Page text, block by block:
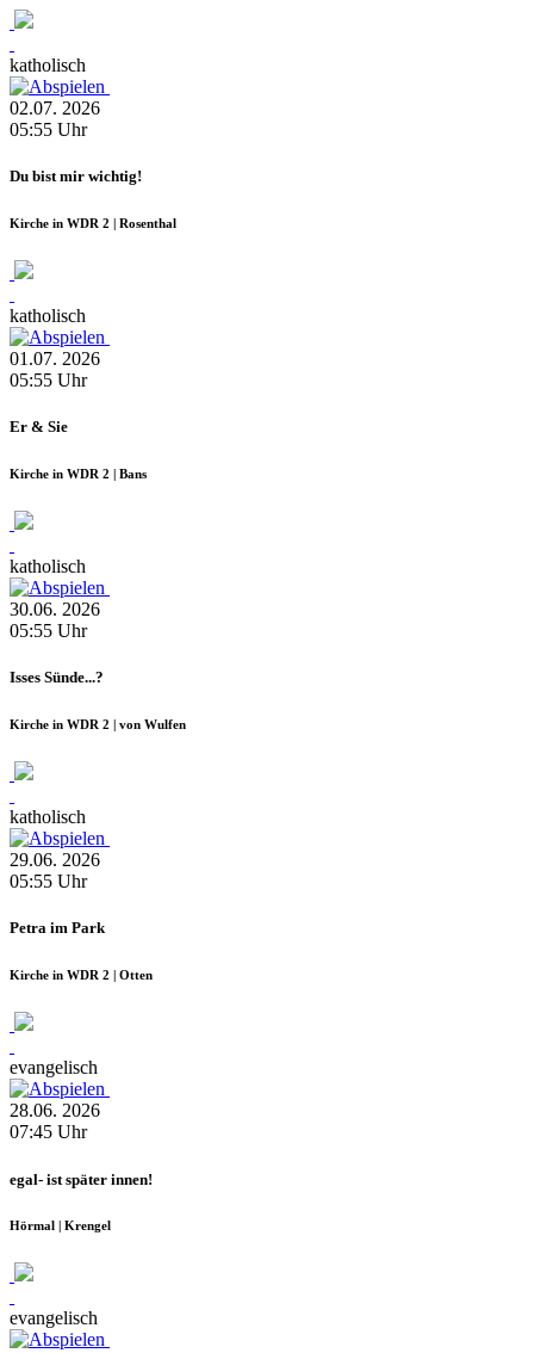
katholisch
02.07. 2026
05:55 Uhr
Du bist mir wichtig!
Kirche in WDR 2 | Rosenthal
katholisch
01.07. 2026
05:55 Uhr
Er & Sie
Kirche in WDR 2 | Bans
katholisch
30.06. 2026
05:55 Uhr
Isses Sünde...?
Kirche in WDR 2 | von Wulfen
katholisch
29.06. 2026
05:55 Uhr
Petra im Park
Kirche in WDR 2 | Otten
evangelisch
28.06. 2026
07:45 Uhr
egal- ist später innen!
Hörmal | Krengel
evangelisch